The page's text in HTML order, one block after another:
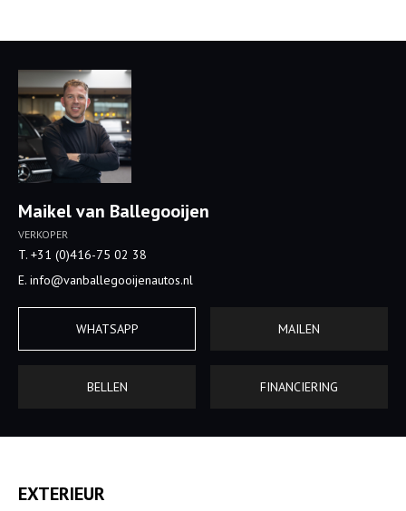
Maikel van Ballegooijen
VERKOPER
T. +31 (0)416-75 02 38
E. info@vanballegooijenautos.nl
WHATSAPP MAILEN
BELLEN FINANCIERING
EXTERIEUR